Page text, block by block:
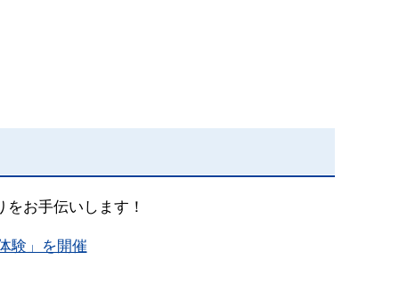
お手伝いします！
験」を開催